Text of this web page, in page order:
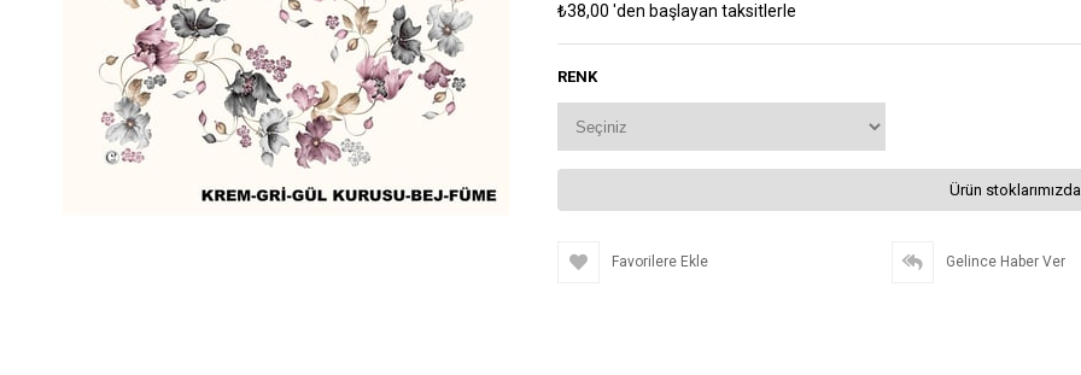
₺38,00 'den başlayan taksitlerle
RENK
Ürün
Favorilere Ekle Gelince Haber Ver